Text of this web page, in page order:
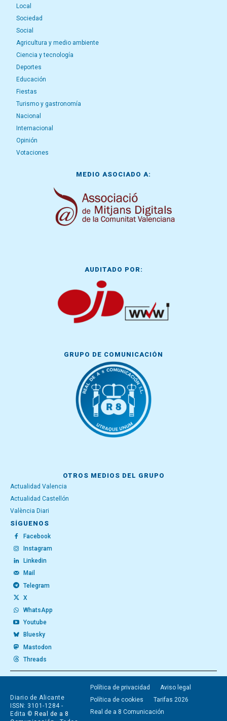
Local
Sociedad
Social
Agricultura y medio ambiente
Ciencia y tecnología
Deportes
Educación
Fiestas
Turismo y gastronomía
Nacional
Internacional
Opinión
Votaciones
MEDIO ASOCIADO A:
AUDITADO POR:
GRUPO DE COMUNICACIÓN
OTROS MEDIOS DEL GRUPO
Actualidad Valencia
Actualidad Castellón
València Diari
SÍGUENOS
Facebook
Instagram
Linkedin
Mail
Telegram
X
WhatsApp
Youtube
Bluesky
Mastodon
Threads
Diario de Alicante
ISSN: 3101-1284 -
Edita © Real de a 8
Política de privacidad
Aviso legal
Política de cookies
Tarifas 2026
Real de a 8 Comunicación